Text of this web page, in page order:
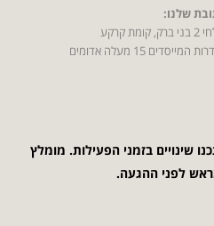
שלנו:
15 מעלה אדומים
שינויים בזמני הפעילות. מומלץ
לפני ההגעה.